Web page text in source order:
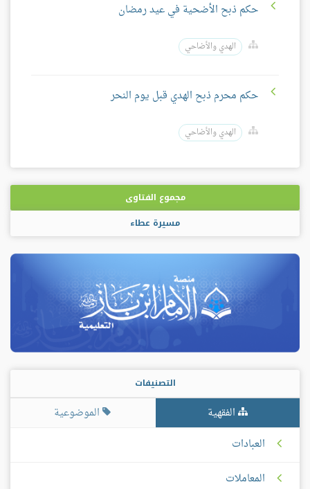
حكم ذبح الأضحية في عيد رمضان
الهدي والأضاحي
حكم محرم ذبح الهدي قبل يوم النحر
الهدي والأضاحي
مجموع الفتاوى
مسيرة عطاء
التصنيفات
الفقهية
الموضوعية
العبادات
المعاملات